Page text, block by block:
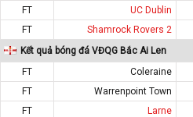
FT
UC Dublin
FT
Shamrock Rovers 2
Kết quả bóng đá VĐQG Bắc Ai Len
FT
Coleraine
FT
Warrenpoint Town
FT
Larne